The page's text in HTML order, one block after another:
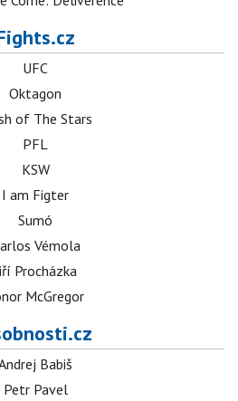
UFC
Oktagon
of The Stars
PFL
KSW
I am Figter
Sumó
Vémola
Procházka
McGregor
Babiš
Petr Pavel